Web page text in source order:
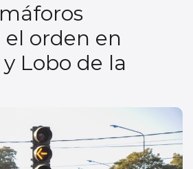
orden en
Lobo de la